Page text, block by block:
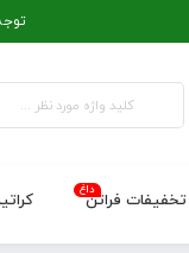
تخفیفات فراتن
داغ